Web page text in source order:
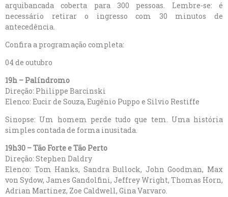
arquibancada coberta para 300 pessoas. Lembre-se: é
necessário retirar o ingresso com 30 minutos de
antecedência.
Confira a programação completa:
04 de outubro
19h – Palíndromo
Direção: Philippe Barcinski
Elenco: Eucir de Souza, Eugênio Puppo e Silvio Restiffe
Sinopse: Um homem perde tudo que tem. Uma história
simples contada de forma inusitada.
19h30 – Tão Forte e Tão Perto
Direção: Stephen Daldry
Elenco: Tom Hanks, Sandra Bullock, John Goodman, Max
von Sydow, James Gandolfini, Jeffrey Wright, Thomas Horn,
Adrian Martinez, Zoe Caldwell, Gina Varvaro.